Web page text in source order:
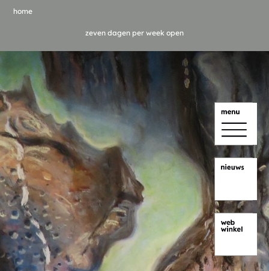
home
zeven dagen per week open